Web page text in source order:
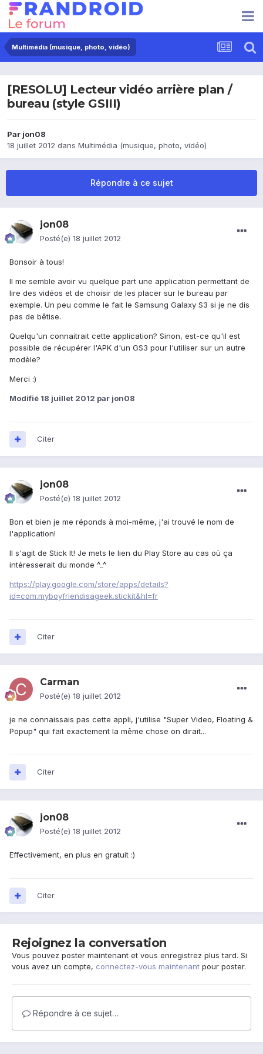
Multimédia (musique, photo, vidéo)
[RESOLU] Lecteur vidéo arrière plan /
bureau (style GSIII)
Par jon08
18 juillet 2012 dans Multimédia (musique, photo, vidéo)
Répondre à ce sujet
jon08
Posté(e) 18 juillet 2012
Bonsoir à tous!
Il me semble avoir vu quelque part une application permettant de
lire des vidéos et de choisir de les placer sur le bureau par
exemple. Un peu comme le fait le Samsung Galaxy S3 si je ne dis
pas de bêtise.
Quelqu'un connaitrait cette application? Sinon, est-ce qu'il est
possible de récupérer l'APK d'un GS3 pour l'utiliser sur un autre
modèle?
Merci :)
Modifié 18 juillet 2012 par jon08
Citer
jon08
Posté(e) 18 juillet 2012
Bon et bien je me réponds à moi-même, j'ai trouvé le nom de
l'application!
Il s'agit de Stick It! Je mets le lien du Play Store au cas où ça
intéresserait du monde ^_^
https://play.google.com/store/apps/details?
id=com.myboyfriendisageek.stickit&hl=fr
Citer
Carman
Posté(e) 18 juillet 2012
je ne connaissais pas cette appli, j'utilise "Super Video, Floating &
Popup" qui fait exactement la même chose on dirait...
Citer
jon08
Posté(e) 18 juillet 2012
Effectivement, en plus en gratuit :)
Citer
Rejoignez la conversation
Vous pouvez poster maintenant et vous enregistrez plus tard. Si
vous avez un compte, connectez-vous maintenant pour poster.
Répondre à ce sujet…